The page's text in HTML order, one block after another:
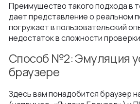
Преимущество такого подхода в
дает представление о реальном
погружает в пользовательский
недостаток в сложности
Способ №2: Эмуляция
браузере
Здесь вам понадобится браузер